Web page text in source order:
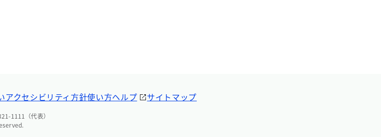
アクセシビリティ方針使い方ヘルプ サイトマップ
1111（代表）